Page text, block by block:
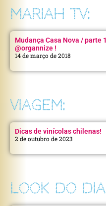
MARIAH TV:
Mudança Casa Nova / parte
@organnize !
14 de março de 2018
VIAGEM:
Dicas de vinícolas chilenas!
2 de outubro de 2023
LOOK DO